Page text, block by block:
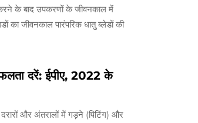
के बाद उपकरणों के जीवनकाल में
का जीवनकाल पारंपरिक धातु ब्लेडों की
दरें: ईपीए, 2022 के
और अंतरालों में गड़ने (पिटिंग) और